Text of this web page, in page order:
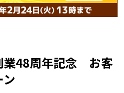
業48周年記念 お客